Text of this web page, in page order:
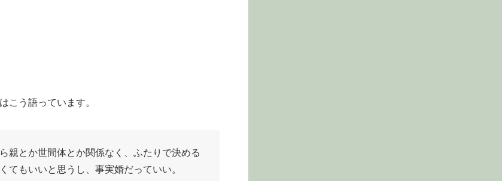
こう語っています。
親とか世間体とか関係なく、ふたりで決める
てもいいと思うし、事実婚だっていい。